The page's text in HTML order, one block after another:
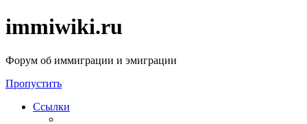
immiwiki.ru
Форум об иммиграции и эмиграции
Пропустить
Ссылки